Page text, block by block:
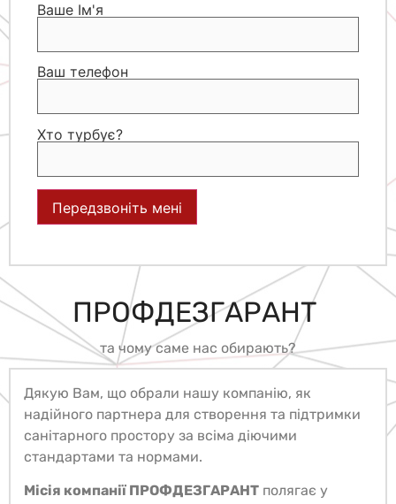
Ваше Ім'я
Ваш телефон
Хто турбує?
ПРОФДЕЗГАРАНТ
ХТОМИ Т
Дякую Вам, що обрали нашу компанію, як
надійного партнера для створення та підтримки
санітарного простору за всіма діючими
стандартами та нормами.